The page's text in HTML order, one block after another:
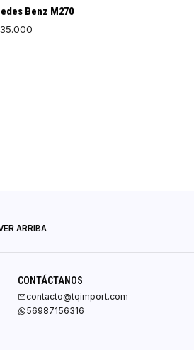
Benz M270
ARRIBA
CONTÁCTANOS
contacto@tqimport.com
56987156316